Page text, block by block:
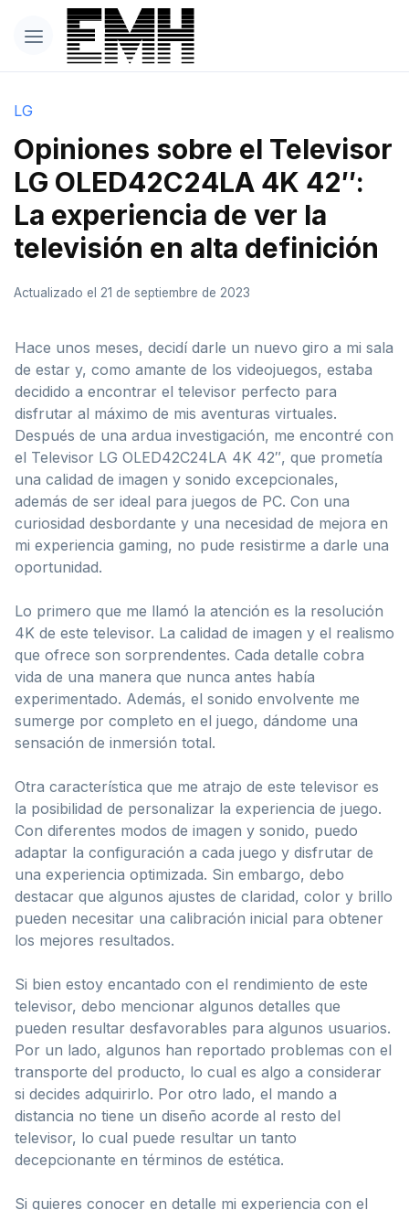
LG
Opiniones sobre el Televisor
LG OLED42C24LA 4K 42″:
La experiencia de ver la
televisión en alta definición
Actualizado el 21 de septiembre de 2023
Hace unos meses, decidí darle un nuevo giro a mi sala
de estar y, como amante de los videojuegos, estaba
decidido a encontrar el televisor perfecto para
disfrutar al máximo de mis aventuras virtuales.
Después de una ardua investigación, me encontré con
el Televisor LG OLED42C24LA 4K 42″, que prometía
una calidad de imagen y sonido excepcionales,
además de ser ideal para juegos de PC. Con una
curiosidad desbordante y una necesidad de mejora en
mi experiencia gaming, no pude resistirme a darle una
oportunidad.
Lo primero que me llamó la atención es la resolución
4K de este televisor. La calidad de imagen y el realismo
que ofrece son sorprendentes. Cada detalle cobra
vida de una manera que nunca antes había
experimentado. Además, el sonido envolvente me
sumerge por completo en el juego, dándome una
sensación de inmersión total.
Otra característica que me atrajo de este televisor es
la posibilidad de personalizar la experiencia de juego.
Con diferentes modos de imagen y sonido, puedo
adaptar la configuración a cada juego y disfrutar de
una experiencia optimizada. Sin embargo, debo
destacar que algunos ajustes de claridad, color y brillo
pueden necesitar una calibración inicial para obtener
los mejores resultados.
Si bien estoy encantado con el rendimiento de este
televisor, debo mencionar algunos detalles que
pueden resultar desfavorables para algunos usuarios.
Por un lado, algunos han reportado problemas con el
transporte del producto, lo cual es algo a considerar
si decides adquirirlo. Por otro lado, el mando a
distancia no tiene un diseño acorde al resto del
televisor, lo cual puede resultar un tanto
decepcionante en términos de estética.
Si quieres conocer en detalle mi experiencia con el